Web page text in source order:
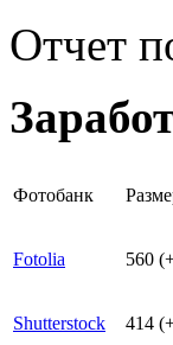
Отчет
Фотобанк
Fotolia 560
Shutterstock 414